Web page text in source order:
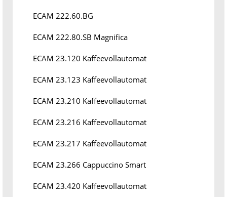
ECAM 222.60.BG
ECAM 222.80.SB Magnifica
ECAM 23.120 Kaffeevollautomat
ECAM 23.123 Kaffeevollautomat
ECAM 23.210 Kaffeevollautomat
ECAM 23.216 Kaffeevollautomat
ECAM 23.217 Kaffeevollautomat
ECAM 23.266 Cappuccino Smart
ECAM 23.420 Kaffeevollautomat